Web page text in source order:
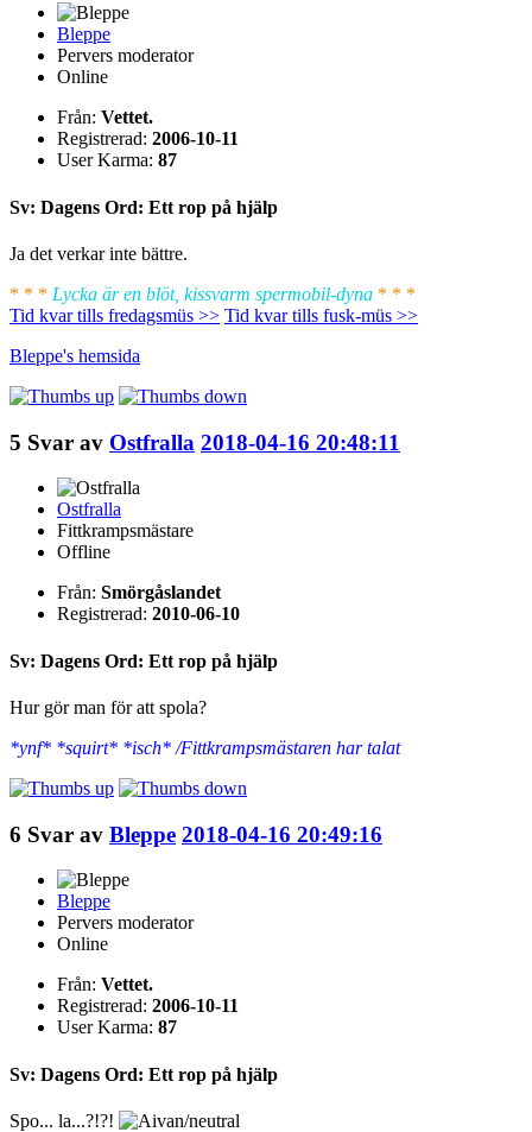
Bleppe
Pervers moderator
Online
Från: Vettet.
Registrerad: 2006-10-11
User Karma: 87
Sv: Dagens Ord: Ett rop på hjälp
Ja det verkar inte bättre.
* * * Lycka är en blöt, kissvarm spermobil-dyna * * *
Tid kvar tills fredagsmüs >> Tid kvar tills fusk-müs >>
Bleppe's hemsida
5 Svar av Ostfralla 2018-04-16 20:48:11
Ostfralla
Fittkrampsmästare
Offline
Från: Smörgåslandet
Registrerad: 2010-06-10
Sv: Dagens Ord: Ett rop på hjälp
Hur gör man för att spola?
*ynf* *squirt* *isch* /Fittkrampsmästaren har talat
6 Svar av Bleppe 2018-04-16 20:49:16
Bleppe
Pervers moderator
Online
Från: Vettet.
Registrerad: 2006-10-11
User Karma: 87
Sv: Dagens Ord: Ett rop på hjälp
Spo... la...?!?!